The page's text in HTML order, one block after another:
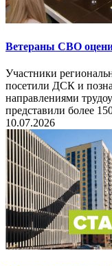
Ветераны СВО
Участники
посетили ДСК и
направлениями
представили более
10.07.2026